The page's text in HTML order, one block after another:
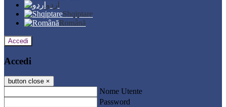
اردو
Shqiptare
Română
Accedi
Accedi
button close ×
Nome Utente
Password